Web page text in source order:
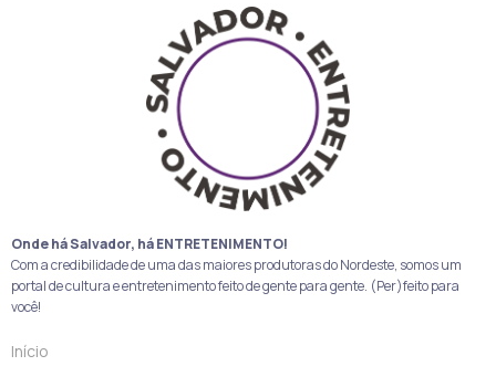
Onde há Salvador, há ENTRETENIMENTO!
Com a credibilidade de uma das maiores produtoras do Nordeste, somos um
portal de cultura e entretenimento feito de gente para gente. (Per)feito para
você!
Início